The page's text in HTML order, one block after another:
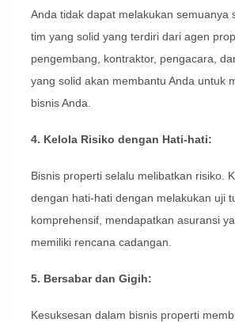
Anda tidak dapat melakukan semuanya
tim yang solid yang terdiri dari agen
pengembang, kontraktor, pengacara,
yang solid akan membantu Anda untuk
bisnis Anda.
4. Kelola Risiko dengan Hati-hati:
Bisnis properti selalu melibatkan risiko.
dengan hati-hati dengan melakukan uji
komprehensif, mendapatkan asuransi
memiliki rencana cadangan.
5. Bersabar dan Gigih:
Kesuksesan dalam bisnis properti